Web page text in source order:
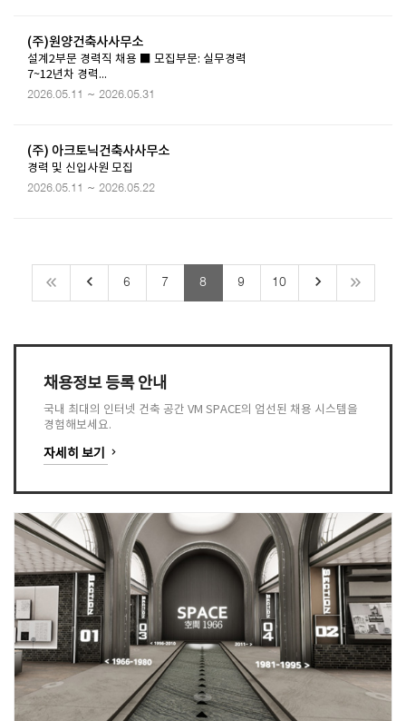
(주)원양건축사사무소
설계2부문 경력직 채용 ■ 모집부문: 실무경력
7~12년차 경력...
2026.05.11 ~ 2026.05.31
(주) 아크토닉건축사사무소
경력 및 신입사원 모집
2026.05.11 ~ 2026.05.22
keyboard_arrow_left 6 7 8 9 10 keyboard_arrow_right
채용정보 등록 안내
국내 최대의 인터넷 건축 공간 VM SPACE의 엄선된 채용 시스템을
경험해보세요.
자세히 보기 keyboard_arrow_right